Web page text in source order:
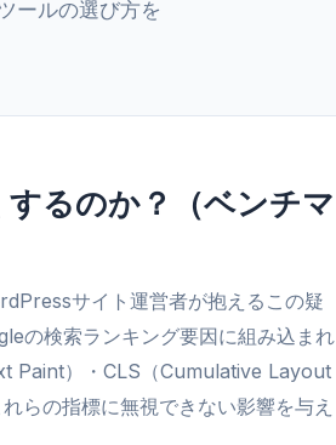
ールの選び方を
るのか？（ベンチマ
サイト運営者が抱えるこの疑
の検索ランキング要因に組み込まれ
Paint）・CLS（Cumulative Layout
らの指標に無視できない影響を与え